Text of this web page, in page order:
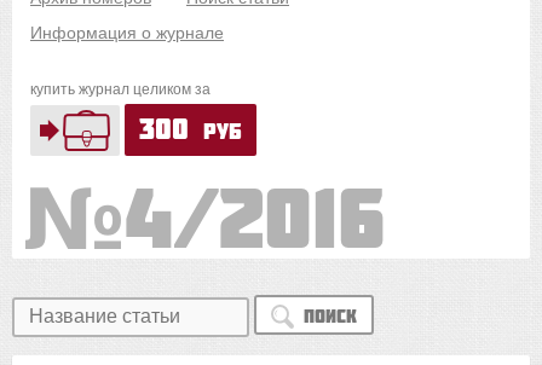
Информация о журнале
купить журнал целиком за
300 руб
4/2016
Поиск